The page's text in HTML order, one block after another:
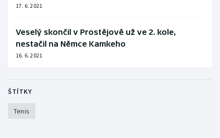
Ragby
Rychlobruslení
Rychlostní kanoistika
17. 6. 2021
Veselý skončil v Prostějově už ve 2. kole,
nestačil na Němce Kamkeho
16. 6. 2021
ŠTÍTKY
Tenis